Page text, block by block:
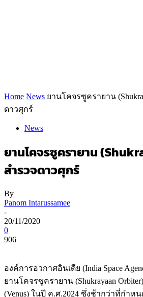
Home News ยานโคจรซูครายาน
ดาวศุกร์
News
ยานโคจรซูครายาน
สำรวจดาวศุกร์
By
Panom Intarussamee
-
20/11/2020
0
906
องค์การอวกาศอินเดีย (India Space
ยานโคจรซูครายาน (Shukrayaan
(Venus) ในปี ค.ศ.2024 ซึ่งช้ากว่าที่กำห